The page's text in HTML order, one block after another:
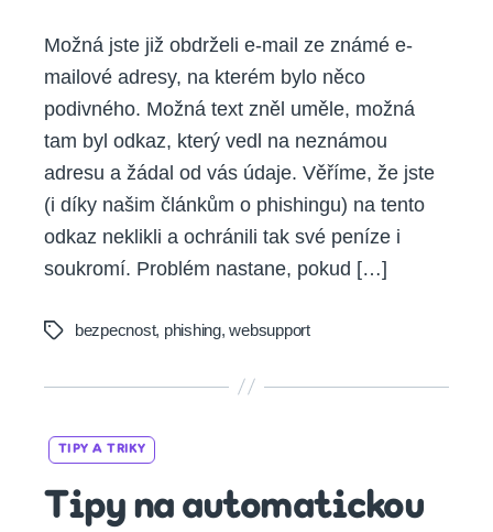
Možná jste již obdrželi e-mail ze známé e-
mailové adresy, na kterém bylo něco
podivného. Možná text zněl uměle, možná
tam byl odkaz, který vedl na neznámou
adresu a žádal od vás údaje. Věříme, že jste
(i díky našim článkům o phishingu) na tento
odkaz neklikli a ochránili tak své peníze i
soukromí. Problém nastane, pokud […]
Tags bezpecnost, phishing,websupport
TIPY A TRIKY
Tipy na automatickou